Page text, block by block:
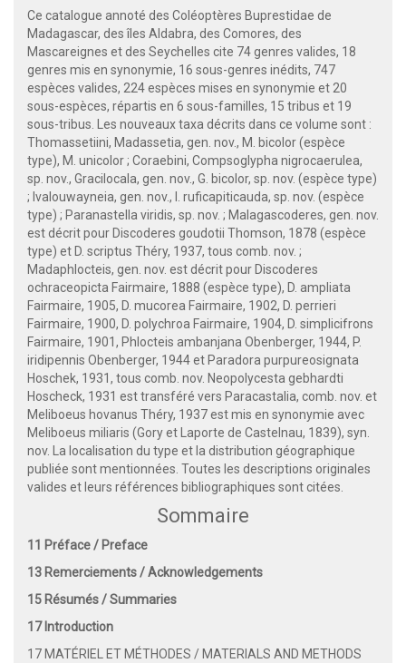
Ce catalogue annoté des Coléoptères Buprestidae de
Madagascar, des îles Aldabra, des Comores, des
Mascareignes et des Seychelles cite 74 genres valides, 18
genres mis en synonymie, 16 sous-genres inédits, 747
espèces valides, 224 espèces mises en synonymie et 20
sous-espèces, répartis en 6 sous-familles, 15 tribus et 19
sous-tribus. Les nouveaux taxa décrits dans ce volume sont :
Thomassetiini, Madassetia, gen. nov., M. bicolor (espèce
type), M. unicolor ; Coraebini, Compsoglypha nigrocaerulea,
sp. nov., Gracilocala, gen. nov., G. bicolor, sp. nov. (espèce type)
; Ivalouwayneia, gen. nov., I. ruficapiticauda, sp. nov. (espèce
type) ; Paranastella viridis, sp. nov. ; Malagascoderes, gen. nov.
est décrit pour Discoderes goudotii Thomson, 1878 (espèce
type) et D. scriptus Théry, 1937, tous comb. nov. ;
Madaphlocteis, gen. nov. est décrit pour Discoderes
ochraceopicta Fairmaire, 1888 (espèce type), D. ampliata
Fairmaire, 1905, D. mucorea Fairmaire, 1902, D. perrieri
Fairmaire, 1900, D. polychroa Fairmaire, 1904, D. simplicifrons
Fairmaire, 1901, Phlocteis ambanjana Obenberger, 1944, P.
iridipennis Obenberger, 1944 et Paradora purpureosignata
Hoschek, 1931, tous comb. nov. Neopolycesta gebhardti
Hoscheck, 1931 est transféré vers Paracastalia, comb. nov. et
Meliboeus hovanus Théry, 1937 est mis en synonymie avec
Meliboeus miliaris (Gory et Laporte de Castelnau, 1839), syn.
nov. La localisation du type et la distribution géographique
publiée sont mentionnées. Toutes les descriptions originales
valides et leurs références bibliographiques sont citées.
Sommaire
11 Préface / Preface
13 Remerciements / Acknowledgements
15 Résumés / Summaries
17 Introduction
17 MATÉRIEL ET MÉTHODES / MATERIALS AND METHODS